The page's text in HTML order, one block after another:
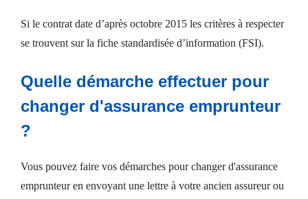
Si le contrat date d’après octobre 2015 les critères à respecter
se trouvent sur la fiche standardisée d’information (FSI).
Quelle démarche effectuer pour
changer d'assurance emprunteur
?
Vous pouvez faire vos démarches pour changer d'assurance
emprunteur en envoyant une lettre à votre ancien assureur ou